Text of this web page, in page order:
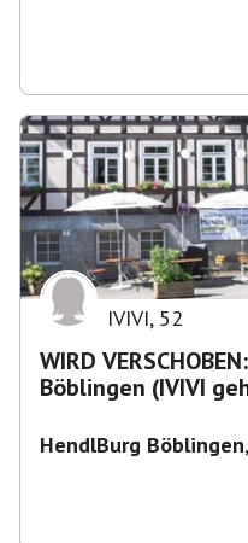
IVIVI, 52
WIRD
Böblingen (IVIVI
HendlBurg Böblingen,